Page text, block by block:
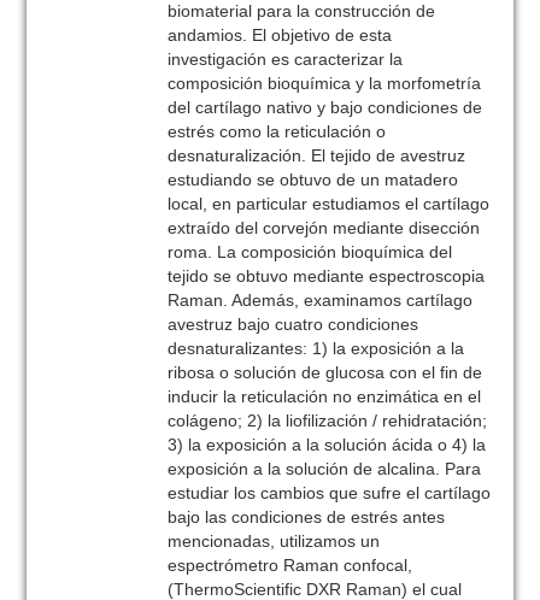
biomaterial para la construcción de
andamios. El objetivo de esta
investigación es caracterizar la
composición bioquímica y la morfometría
del cartílago nativo y bajo condiciones de
estrés como la reticulación o
desnaturalización. El tejido de avestruz
estudiando se obtuvo de un matadero
local, en particular estudiamos el cartílago
extraído del corvejón mediante disección
roma. La composición bioquímica del
tejido se obtuvo mediante espectroscopia
Raman. Además, examinamos cartílago
avestruz bajo cuatro condiciones
desnaturalizantes: 1) la exposición a la
ribosa o solución de glucosa con el fin de
inducir la reticulación no enzimática en el
colágeno; 2) la liofilización / rehidratación;
3) la exposición a la solución ácida o 4) la
exposición a la solución de alcalina. Para
estudiar los cambios que sufre el cartílago
bajo las condiciones de estrés antes
mencionadas, utilizamos un
espectrómetro Raman confocal,
(ThermoScientific DXR Raman) el cual